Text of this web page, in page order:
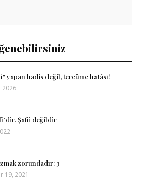
yapan hadis değil, tercüme hatâsı!
2026
Şafii değildir
zorundadır: 3
19, 2021